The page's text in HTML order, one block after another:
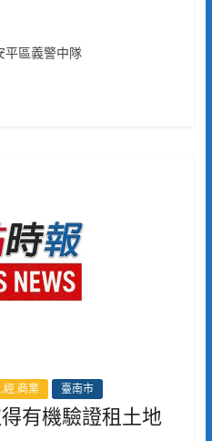
平區義警中隊
經.商業 臺南市
有機驗證租土地